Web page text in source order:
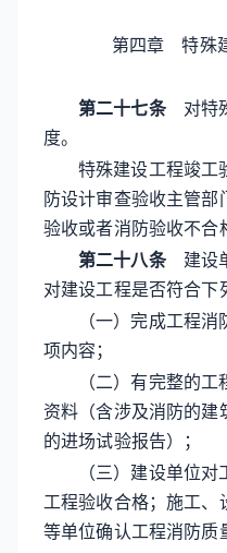
第四章 特殊
第二十七条对特殊
度。
特殊建设工程竣工
防设计审查验收主管
验收或者消防验收不合
第二十八条建设单
对建设工程是否符合下
（一）完成工程
项内容；
（二）有完整的
资料（含涉及消防的建
的进场试验报告）；
（三）建设单位
工程验收合格；施工、
等单位确认工程消防质